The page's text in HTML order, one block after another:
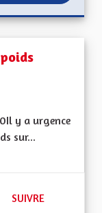
y a urgence
sur...
54 ABONNÉS
SUIVRE